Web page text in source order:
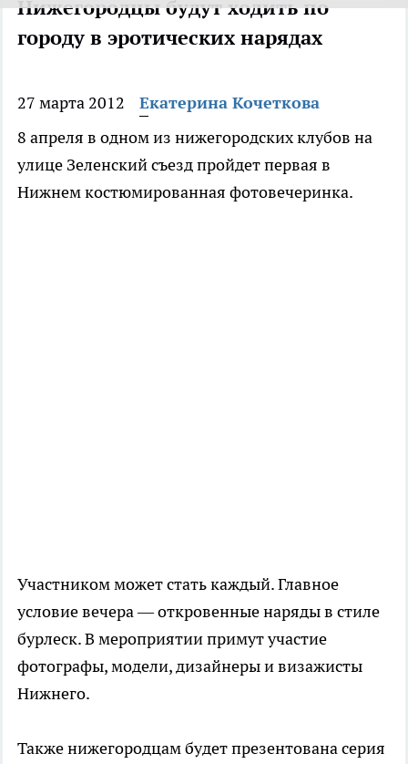
Нижегородцы будут ходить по
городу в эротических нарядах
27 марта 2012
Екатерина Кочеткова
8 апреля в одном из нижегородских клубов на
улице Зеленский съезд пройдет первая в
Нижнем костюмированная фотовечеринка.
Участником может стать каждый. Главное
условие вечера — откровенные наряды в стиле
бурлеск. В мероприятии примут участие
фотографы, модели, дизайнеры и визажисты
Нижнего.
Также нижегородцам будет презентована серия